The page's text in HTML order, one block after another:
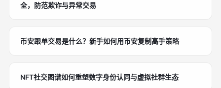
全，防范欺诈与异常交易
币安跟单交易是什么？新手如何用币安复制高手策略
NFT社交图谱如何重塑数字身份认同与虚拟社群生态